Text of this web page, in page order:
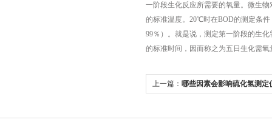
一阶段生化反应所需要的氧量。微生
的标准温度。20℃时在BOD的测定条
99％）。就是说，测定第一阶段的生
的标准时间，因而称之为五日生化需
上一篇： 哪些因素会影响硫化氢测定